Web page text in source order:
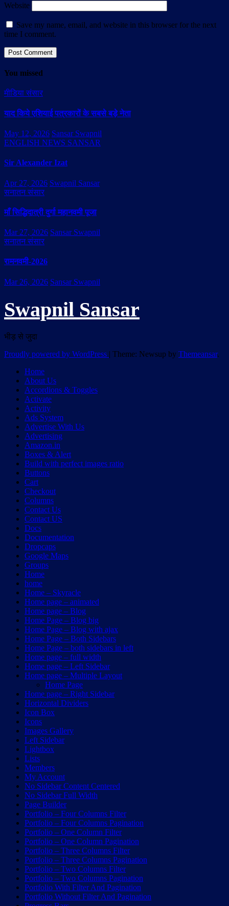
Website
Save my name, email, and website in this browser for the next
time I comment.
You missed
मीडिया संसार
याद किये एशियाई पत्रकारों के सबसे बड़े नेता
May 12, 2026 Sansar Swapnil
ENGLISH NEWS SANSAR
Sir Alexander Izat
Apr 27, 2026 Swapnil Sansar
सनातन संसार
माँ सिद्धिदात्री दुर्गा महानवमी पूजा
Mar 27, 2026 Sansar Swapnil
सनातन संसार
रामनवमी-2026
Mar 26, 2026 Sansar Swapnil
Swapnil Sansar
भीड़ से जुदा
Proudly powered by WordPress
Theme: Newsup by Themeansar.
Home
About Us
Accordions & Toggles
Activate
Activity
Ads System
Advertise With Us
Advertising
Amazon.in
Boxes & Alert
Build with perfect images ratio
Buttons
Cart
Checkout
Columns
Contact Us
Contact US
Docs
Documentation
Dropcaps
Google Maps
Groups
Home
home
Home – Skyracle
Home page – animated
Home page – Blog
Home Page – Blog big
Home Page – Blog with ajax
Home Page – Both Sidebars
Home Page – both sidebars in left
Home page – full width
Home page – Left Sidebar
Home page – Multiple Layout
Home Page
Home page – Right Sidebar
Horizontal Dividers
Icon Box
Icons
Images Gallery
Left Sidebar
Lightbox
Lists
Members
My Account
No Sidebar Content Centered
No Sidebar Full Width
Page Builder
Portfolio – Four Columns Filter
Portfolio – Four Columns Pagination
Portfolio – One Column Filter
Portfolio – One Column Pagination
Portfolio – Three Columns Filter
Portfolio – Three Columns Pagination
Portfolio – Two Columns Filter
Portfolio – Two Columns Pagination
Portfolio With Filter And Pagination
Portfolio Without Filter And Pagination